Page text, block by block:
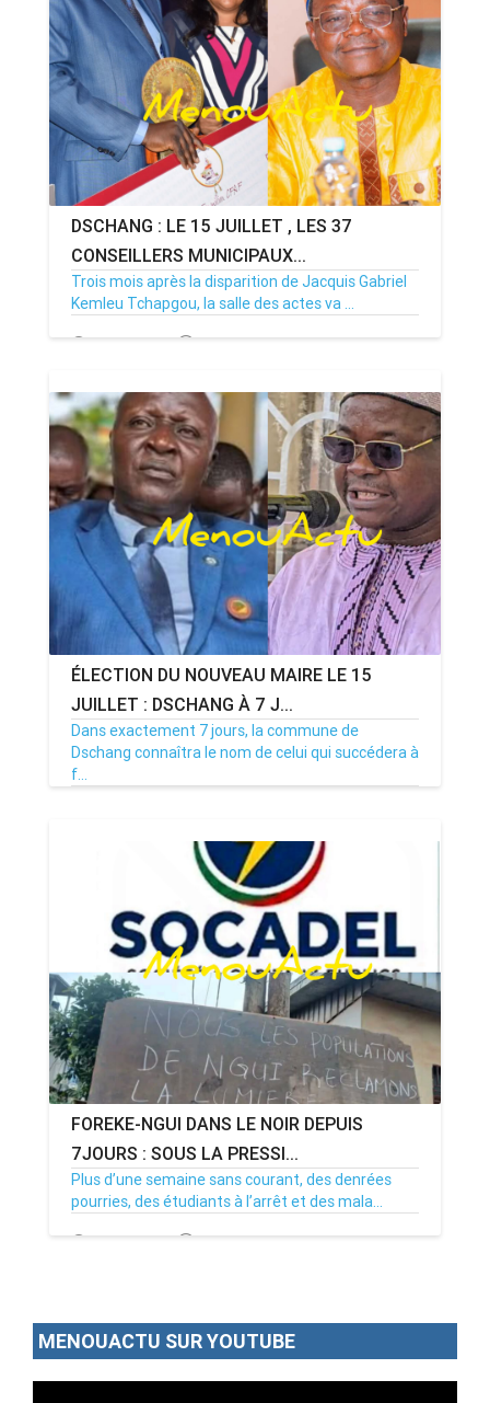
DSCHANG : LE 15 JUILLET , LES 37
CONSEILLERS MUNICIPAUX...
Trois mois après la disparition de Jacquis Gabriel
Kemleu Tchapgou, la salle des actes va ...
13/07/26 Par MenouActu 0
ÉLECTION DU NOUVEAU MAIRE LE 15
JUILLET : DSCHANG À 7 J...
Dans exactement 7 jours, la commune de
Dschang connaîtra le nom de celui qui succédera à
f...
FOREKE-NGUI DANS LE NOIR DEPUIS
7JOURS : SOUS LA PRESSI...
Plus d’une semaine sans courant, des denrées
pourries, des étudiants à l’arrêt et des mala...
02/07/26 Par MenouActu 0
MENOUACTU SUR YOUTUBE